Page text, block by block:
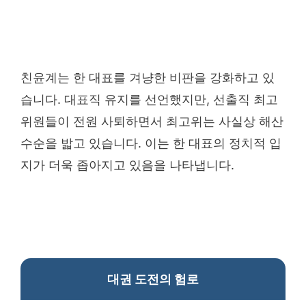
친윤계는 한 대표를 겨냥한 비판을 강화하고 있
습니다. 대표직 유지를 선언했지만, 선출직 최고
위원들이 전원 사퇴하면서 최고위는 사실상 해산
수순을 밟고 있습니다. 이는 한 대표의 정치적 입
지가 더욱 좁아지고 있음을 나타냅니다.
대권 도전의 험로